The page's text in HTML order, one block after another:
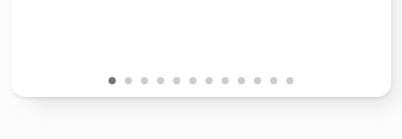
1 2 3 4 5 6 7 8 9 10 11 12